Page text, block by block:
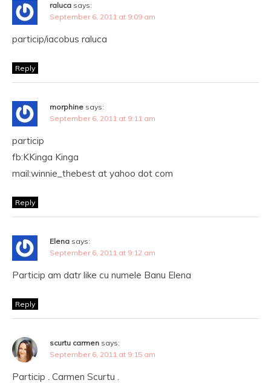
raluca says:
September 6, 2011 at 9:09 am
particip/iacobus raluca
Reply
morphine says:
September 6, 2011 at 9:11 am
particip
fb:KKinga Kinga
mail:winnie_thebest at yahoo dot com
Reply
Elena says:
September 6, 2011 at 9:12 am
Particip am datr like cu numele Banu Elena
Reply
scurtu carmen says:
September 6, 2011 at 9:15 am
Particip . Carmen Scurtu .